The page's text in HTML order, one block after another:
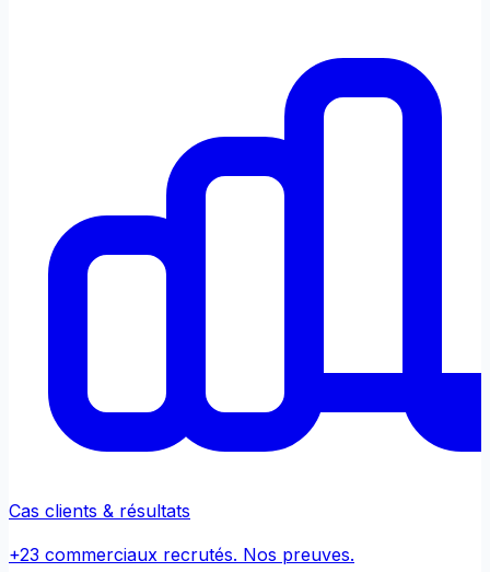
Cas clients & résultats
+23 commerciaux recrutés. Nos preuves.